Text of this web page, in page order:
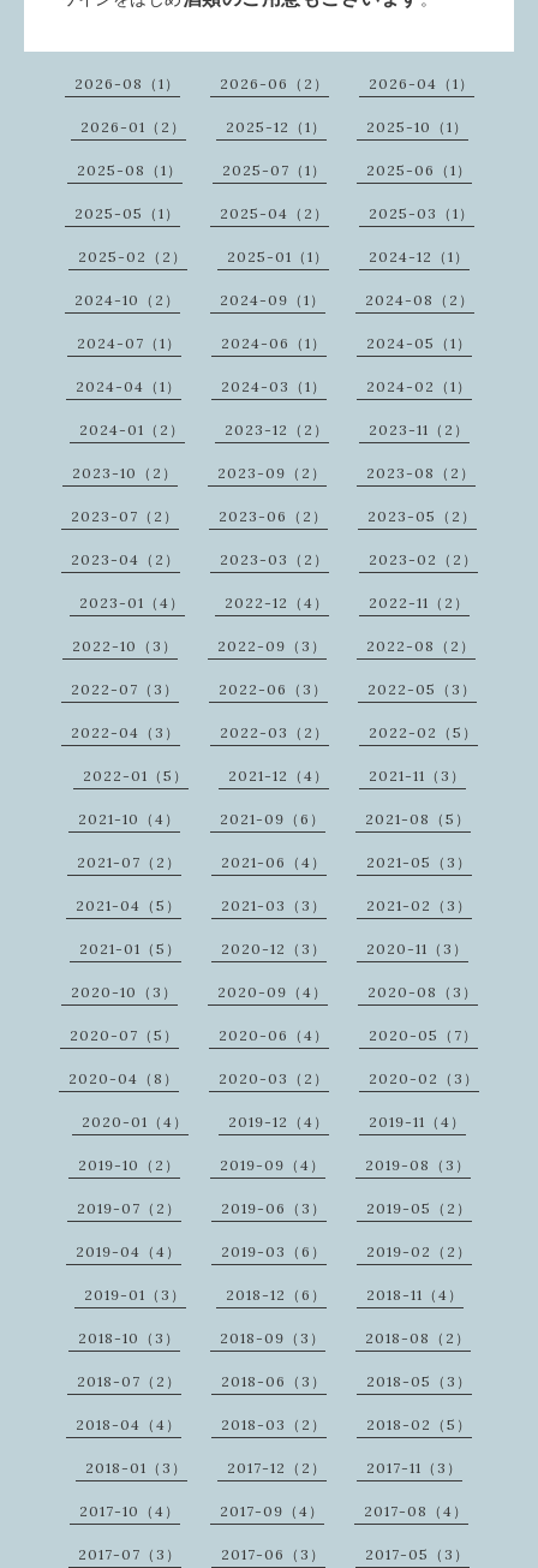
2026-08（1） 2026-06（2） 2026-04（1）
2026-01（2） 2025-12（1） 2025-10（1）
2025-08（1） 2025-07（1） 2025-06（1）
2025-05（1） 2025-04（2） 2025-03（1）
2025-02（2） 2025-01（1） 2024-12（1）
2024-10（2） 2024-09（1） 2024-08（2）
2024-07（1） 2024-06（1） 2024-05（1）
2024-04（1） 2024-03（1） 2024-02（1）
2024-01（2） 2023-12（2） 2023-11（2）
2023-10（2） 2023-09（2） 2023-08（2）
2023-07（2） 2023-06（2） 2023-05（2）
2023-04（2） 2023-03（2） 2023-02（2）
2023-01（4） 2022-12（4） 2022-11（2）
2022-10（3） 2022-09（3） 2022-08（2）
2022-07（3） 2022-06（3） 2022-05（3）
2022-04（3） 2022-03（2） 2022-02（5）
2022-01（5） 2021-12（4） 2021-11（3）
2021-10（4） 2021-09（6） 2021-08（5）
2021-07（2） 2021-06（4） 2021-05（3）
2021-04（5） 2021-03（3） 2021-02（3）
2021-01（5） 2020-12（3） 2020-11（3）
2020-10（3） 2020-09（4） 2020-08（3）
2020-07（5） 2020-06（4） 2020-05（7）
2020-04（8） 2020-03（2） 2020-02（3）
2020-01（4） 2019-12（4） 2019-11（4）
2019-10（2） 2019-09（4） 2019-08（3）
2019-07（2） 2019-06（3） 2019-05（2）
2019-04（4） 2019-03（6） 2019-02（2）
2019-01（3） 2018-12（6） 2018-11（4）
2018-10（3） 2018-09（3） 2018-08（2）
2018-07（2） 2018-06（3） 2018-05（3）
2018-04（4） 2018-03（2） 2018-02（5）
2018-01（3） 2017-12（2） 2017-11（3）
2017-10（4） 2017-09（4） 2017-08（4）
2017-07（3） 2017-06（3） 2017-05（3）